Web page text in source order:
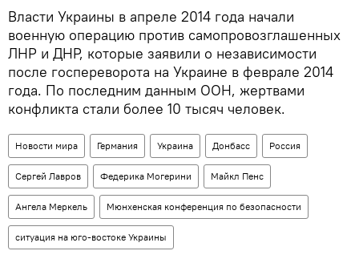
Власти Украины в апреле 2014 года начали
военную операцию против самопровозглашенных
ЛНР и ДНР, которые заявили о независимости
после госпереворота на Украине в феврале 2014
года. По последним данным ООН, жертвами
конфликта стали более 10 тысяч человек.
Новости мира Германия Украина Донбасс Россия
Сергей Лавров Федерика Могерини Майкл Пенс
Ангела Меркель Мюнхенская конференция по безопасности
ситуация на юго-востоке Украины